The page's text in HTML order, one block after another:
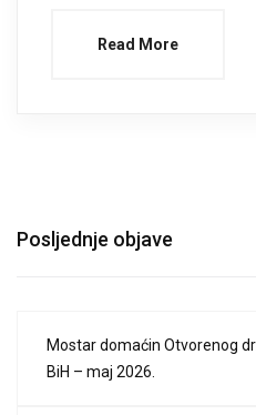
Read More
Posljednje objave
Mostar domaćin Otvorenog
BiH – maj 2026.